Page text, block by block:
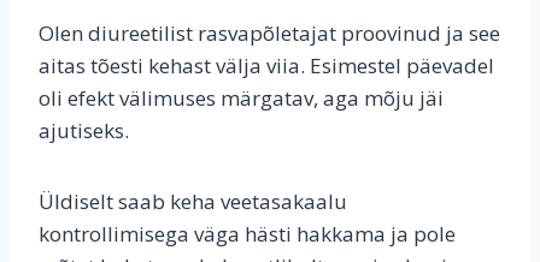
Olen diureetilist rasvapõletajat proovinud ja see
aitas tõesti kehast välja viia. Esimestel päevadel
oli efekt välimuses märgatav, aga mõju jäi
ajutiseks.
Üldiselt saab keha veetasakaalu
kontrollimisega väga hästi hakkama ja pole